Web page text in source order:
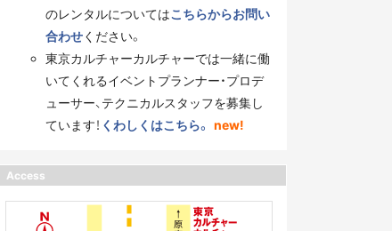
のレンタルについてはこちらからお問い
合わせください。
東京カルチャーカルチャーでは一緒に働
いてくれるイベントプランナー・プロデ
ューサー、テクニカルスタッフを募集し
ています！ くわしくはこちら。 new!
Access